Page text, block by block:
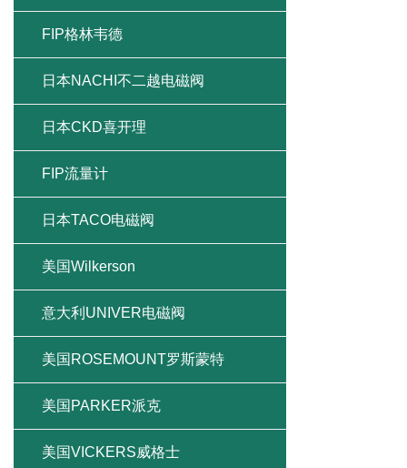
FIP格林韦德
日本NACHI不二越电磁阀
日本CKD喜开理
FIP流量计
日本TACO电磁阀
美国Wilkerson
意大利UNIVER电磁阀
美国ROSEMOUNT罗斯蒙特
美国PARKER派克
美国VICKERS威格士